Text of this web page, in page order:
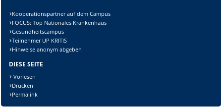
Kooperationspartner auf dem Campus
FOCUS: Top Nationales Krankenhaus
Gesundheitscampus
Teilnehmer UP KRITIS
Hinweise anonym abgeben
DIESE SEITE
Vorlesen
Drucken
Permalink